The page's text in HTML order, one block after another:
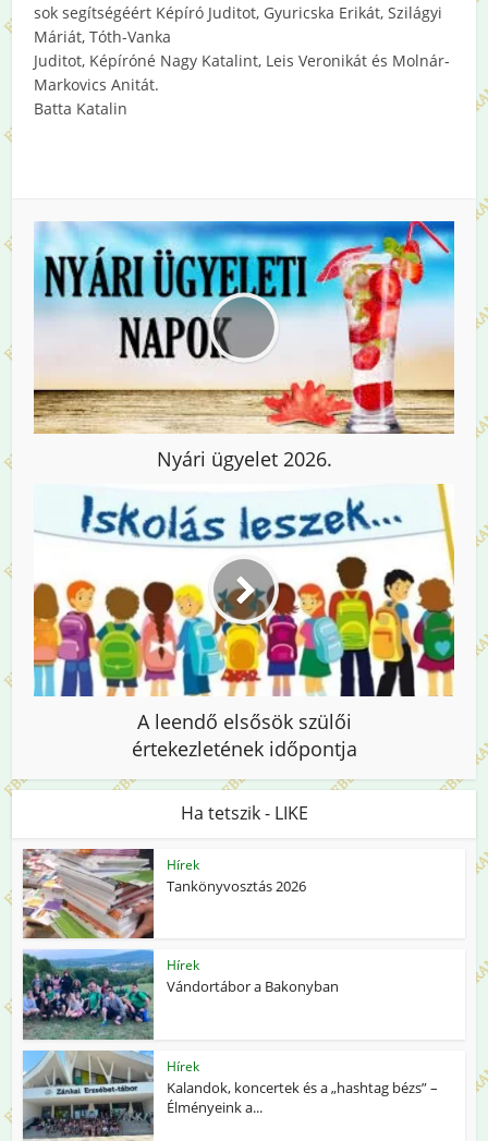
sok segítségéért Képíró Juditot, Gyuricska Erikát, Szilágyi
Máriát, Tóth-Vanka
Juditot, Képíróné Nagy Katalint, Leis Veronikát és Molnár-
Markovics Anitát.
Batta Katalin
Nyári ügyelet 2026.
A leendő elsősök szülői
értekezletének időpontja
Ha tetszik - LIKE
Hírek
Tankönyvosztás 2026
Hírek
Vándortábor a Bakonyban
Hírek
Kalandok, koncertek és a „hashtag bézs” –
Élményeink a...